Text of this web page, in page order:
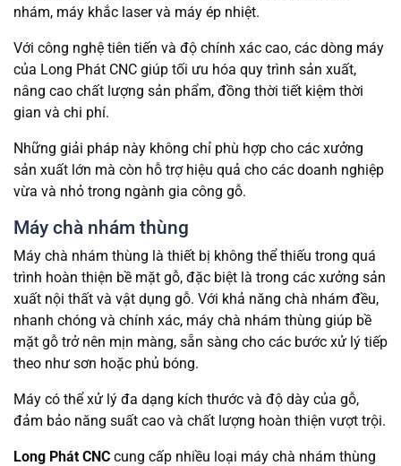
nhám, máy khắc laser và máy ép nhiệt.
Với công nghệ tiên tiến và độ chính xác cao, các dòng máy
của Long Phát CNC giúp tối ưu hóa quy trình sản xuất,
nâng cao chất lượng sản phẩm, đồng thời tiết kiệm thời
gian và chi phí.
Những giải pháp này không chỉ phù hợp cho các xưởng
sản xuất lớn mà còn hỗ trợ hiệu quả cho các doanh nghiệp
vừa và nhỏ trong ngành gia công gỗ.
Máy chà nhám thùng
Máy chà nhám thùng là thiết bị không thể thiếu trong quá
trình hoàn thiện bề mặt gỗ, đặc biệt là trong các xưởng sản
xuất nội thất và vật dụng gỗ. Với khả năng chà nhám đều,
nhanh chóng và chính xác, máy chà nhám thùng giúp bề
mặt gỗ trở nên mịn màng, sẵn sàng cho các bước xử lý tiếp
theo như sơn hoặc phủ bóng.
Máy có thể xử lý đa dạng kích thước và độ dày của gỗ,
đảm bảo năng suất cao và chất lượng hoàn thiện vượt trội.
Long Phát CNC cung cấp nhiều loại máy chà nhám thùng